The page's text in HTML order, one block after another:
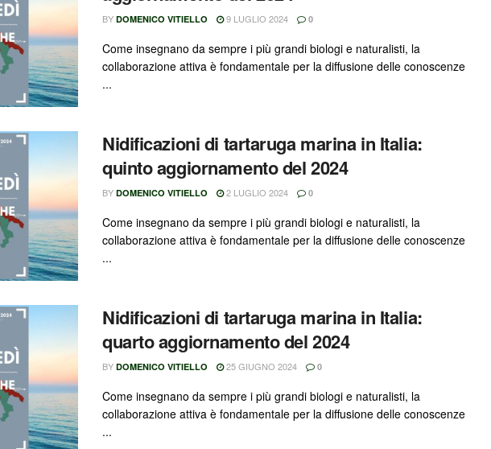
BY DOMENICO VITIELLO 9 LUGLIO 2024 0
Come insegnano da sempre i più grandi biologi e naturalisti, la
collaborazione attiva è fondamentale per la diffusione delle conoscenze
...
Nidificazioni di tartaruga marina in Italia:
quinto aggiornamento del 2024
BY DOMENICO VITIELLO 2 LUGLIO 2024 0
Come insegnano da sempre i più grandi biologi e naturalisti, la
collaborazione attiva è fondamentale per la diffusione delle conoscenze
...
Nidificazioni di tartaruga marina in Italia:
quarto aggiornamento del 2024
BY DOMENICO VITIELLO 25 GIUGNO 2024 0
Come insegnano da sempre i più grandi biologi e naturalisti, la
collaborazione attiva è fondamentale per la diffusione delle conoscenze
...